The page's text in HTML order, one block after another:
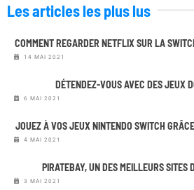
Les articles les plus lus
COMMENT REGARDER NETFLIX SUR LA
14 MAI 2021
DÉTENDEZ-VOUS AVEC DES JEUX
6 MAI 2021
JOUEZ À VOS JEUX NINTENDO SWITCH
4 MAI 2021
PIRATEBAY, UN DES MEILLEURS SITES
3 MAI 2021